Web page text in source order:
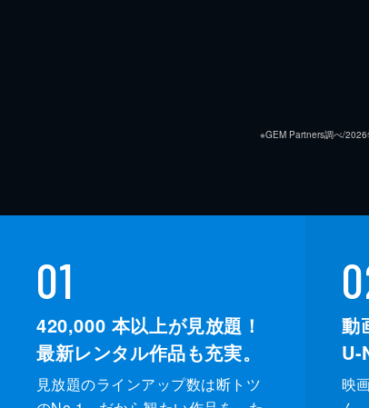
※GEM Partners調べ/2026
01
420,000 本以上が見放題！
最新レンタル作品も充実。
見放題のラインアップ数は断トツ
動
U-
映